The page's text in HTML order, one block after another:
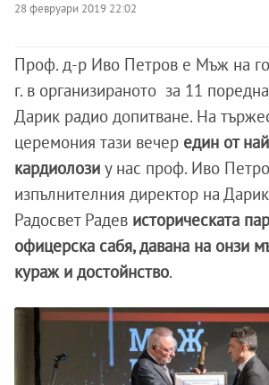
28 февруари 2019 22:02
Проф. д-р Иво Петров е Мъж на
г. в организираното за 11
Дарик радио допитване. На
церемония тази вечер един от
кардиолози у нас проф. Иво
изпълнителния директор на
Радосвет Радев историческата
офицерска сабя, давана на онзи
кураж и достойнство.